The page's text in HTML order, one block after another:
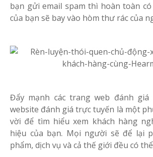
bạn gửi email spam thì hoàn toàn
của bạn sẽ bay vào hòm thư rác của
Đẩy mạnh các trang web đánh giá
website đánh giá trực tuyến là một
vời để tìm hiểu xem khách hàng
hiệu của bạn. Mọi người sẽ để lại
phẩm, dịch vụ và cả thế giới đều có